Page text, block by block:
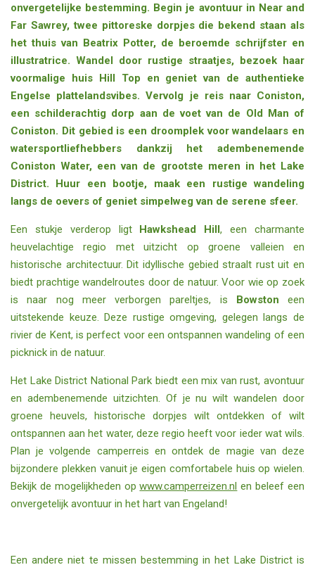
onvergetelijke bestemming. Begin je avontuur in Near and
Far Sawrey, twee pittoreske dorpjes die bekend staan als
het thuis van Beatrix Potter, de beroemde schrijfster en
illustratrice. Wandel door rustige straatjes, bezoek haar
voormalige huis Hill Top en geniet van de authentieke
Engelse plattelandsvibes. Vervolg je reis naar Coniston,
een schilderachtig dorp aan de voet van de Old Man of
Coniston. Dit gebied is een droomplek voor wandelaars en
watersportliefhebbers dankzij het adembenemende
Coniston Water, een van de grootste meren in het Lake
District. Huur een bootje, maak een rustige wandeling
langs de oevers of geniet simpelweg van de serene sfeer.
Een stukje verderop ligt Hawkshead Hill, een charmante
heuvelachtige regio met uitzicht op groene valleien en
historische architectuur. Dit idyllische gebied straalt rust uit en
biedt prachtige wandelroutes door de natuur. Voor wie op zoek
is naar nog meer verborgen pareltjes, is Bowston een
uitstekende keuze. Deze rustige omgeving, gelegen langs de
rivier de Kent, is perfect voor een ontspannen wandeling of een
picknick in de natuur.
Het Lake District National Park biedt een mix van rust, avontuur
en adembenemende uitzichten. Of je nu wilt wandelen door
groene heuvels, historische dorpjes wilt ontdekken of wilt
ontspannen aan het water, deze regio heeft voor ieder wat wils.
Plan je volgende camperreis en ontdek de magie van deze
bijzondere plekken vanuit je eigen comfortabele huis op wielen.
Bekijk de mogelijkheden opwww.camperreizen.nl en beleef een
onvergetelijk avontuur in het hart van Engeland!
Een andere niet te missen bestemming in het Lake District is